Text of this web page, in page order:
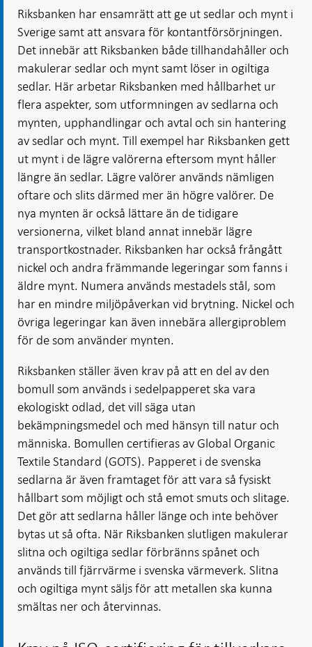
Riksbanken har ensamrätt att ge ut sedlar och mynt i
Sverige samt att ansvara för kontantförsörjningen.
Det innebär att Riksbanken både tillhandahåller och
makulerar sedlar och mynt samt löser in ogiltiga
sedlar. Här arbetar Riksbanken med hållbarhet ur
flera aspekter, som utformningen av sedlarna och
mynten, upphandlingar och avtal och sin hantering
av sedlar och mynt. Till exempel har Riksbanken gett
ut mynt i de lägre valörerna eftersom mynt håller
längre än sedlar. Lägre valörer används nämligen
oftare och slits därmed mer än högre valörer. De
nya mynten är också lättare än de tidigare
versionerna, vilket bland annat innebär lägre
transportkostnader. Riksbanken har också frångått
nickel och andra främmande legeringar som fanns i
äldre mynt. Numera används mestadels stål, som
har en mindre miljöpåverkan vid brytning. Nickel och
övriga legeringar kan även innebära allergiproblem
för de som använder mynten.
Riksbanken ställer även krav på att en del av den
bomull som används i sedelpapperet ska vara
ekologiskt odlad, det vill säga utan
bekämpningsmedel och med hänsyn till natur och
människa. Bomullen certifieras av Global Organic
Textile Standard (GOTS). Papperet i de svenska
sedlarna är även framtaget för att vara så fysiskt
hållbart som möjligt och stå emot smuts och slitage.
Det gör att sedlarna håller länge och inte behöver
bytas ut så ofta. När Riksbanken slutligen makulerar
slitna och ogiltiga sedlar förbränns spånet och
används till fjärrvärme i svenska värmeverk. Slitna
och ogiltiga mynt säljs för att metallen ska kunna
smältas ner och återvinnas.